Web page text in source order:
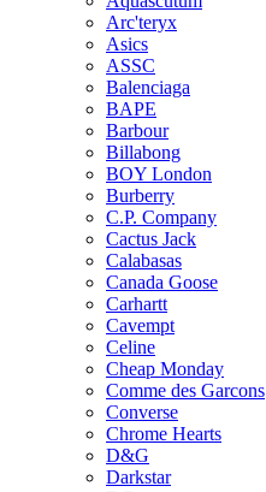
Arc'teryx
Asics
ASSC
Balenciaga
BAPE
Barbour
Billabong
BOY London
Burberry
C.P. Company
Cactus Jack
Calabasas
Canada Goose
Carhartt
Cavempt
Celine
Cheap Monday
Comme des Garcons
Converse
Chrome Hearts
D&G
Darkstar